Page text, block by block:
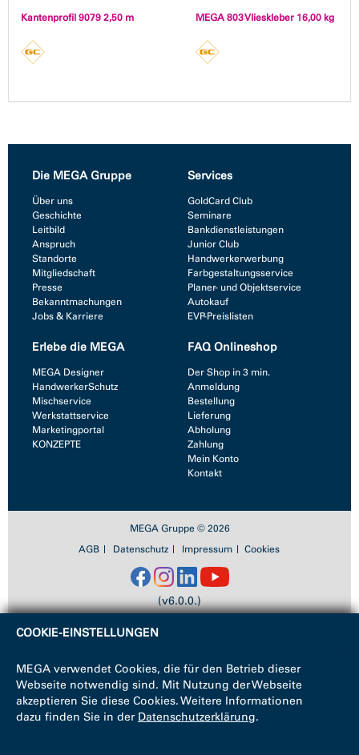
Kantenprofil 9079 2,50 m MEGA 803 Vlieskleber 16,00 kg
Die MEGA Gruppe
Über uns
Geschichte
Leitbild
Anspruch
Standorte
Mitgliedschaft
Presse
Bekanntmachungen
Jobs & Karriere
Services
GoldCard Club
Seminare
Bankdienstleistungen
Junior Club
Handwerkerwerbung
Farbgestaltungsservice
Planer- und Objektservice
Autokauf
EVP-Preislisten
Erlebe die MEGA
MEGA Designer
HandwerkerSchutz
Mischservice
Werkstattservice
Marketingportal
KONZEPTE
FAQ Onlineshop
Der Shop in 3 min.
Anmeldung
Bestellung
Lieferung
Abholung
Zahlung
Mein Konto
Kontakt
MEGA Gruppe © 2026
AGB
Datenschutz Impressum Cookies
(v6.0.0.)
COOKIE-EINSTELLUNGEN
MEGA verwendet Cookies, die für den Betrieb dieser
Webseite notwendig sind. Mit Nutzung der Webseite
akzeptieren Sie diese Cookies. Weitere Informationen
dazu finden Sie in der Datenschutzerklärung.